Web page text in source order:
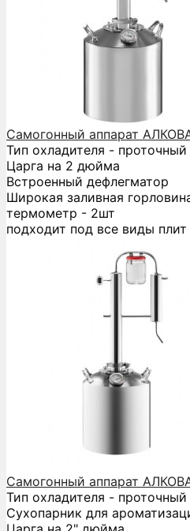
Самогонный аппарат
Тип охладителя - проточный
Царга на 2 дюйма
Встроенный дефлегматор
Широкая заливная
термометр - 2шт
подходит под все виды плит
Самогонный аппарат
Тип охладителя - проточный
Сухопарник для